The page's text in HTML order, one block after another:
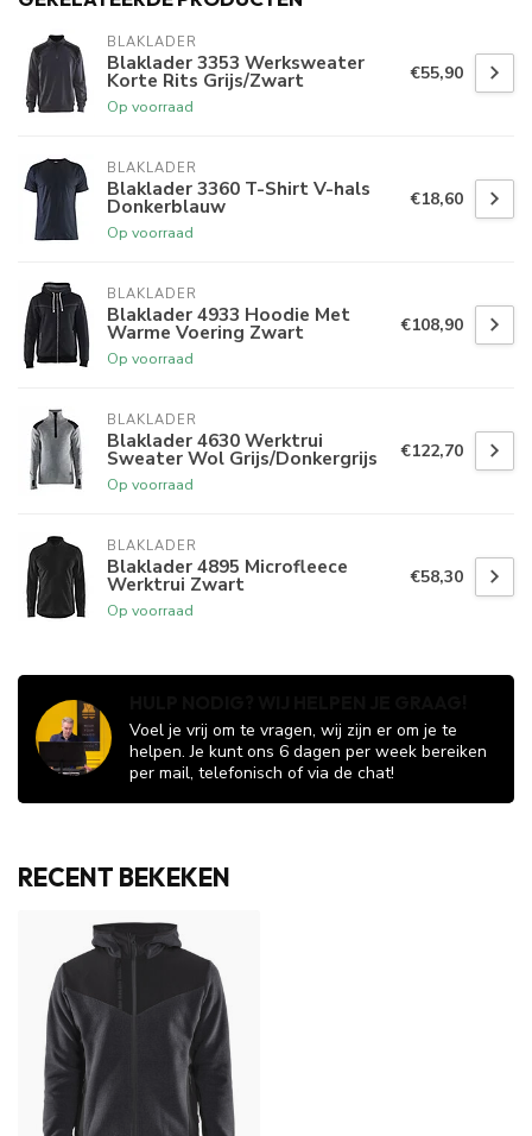
BLAKLADER
Blaklader 3353 Werksweater
Korte Rits Grijs/Zwart
Op voorraad
€55,90
BLAKLADER
Blaklader 3360 T-Shirt V-hals
Donkerblauw
Op voorraad
€18,60
BLAKLADER
Blaklader 4933 Hoodie Met
Warme Voering Zwart
Op voorraad
€108,90
BLAKLADER
Blaklader 4630 Werktrui
Sweater Wol Grijs/Donkergrijs
Op voorraad
€122,70
BLAKLADER
Blaklader 4895 Microfleece
Werktrui Zwart
Op voorraad
€58,30
Voel je vrij om te vragen, wij zijn er om je te
helpen. Je kunt ons 6 dagen per week bereiken
per mail, telefonisch of via de chat!
RECENT BEKEKEN